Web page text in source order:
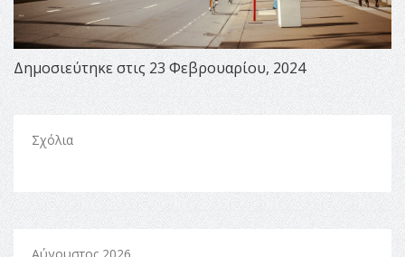
Δημοσιεύτηκε στις 23 Φεβρουαρίου, 2024
Σχόλια
Αύγουστος 2026